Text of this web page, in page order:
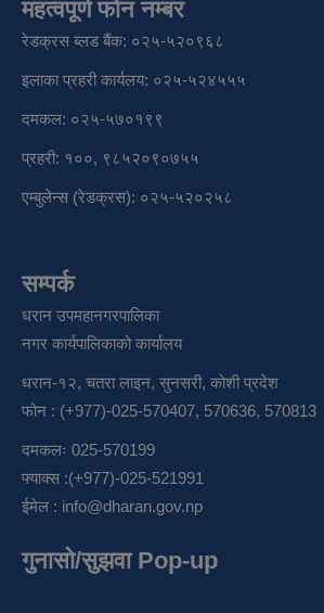
महत्वपूर्ण फोन नम्बर
रेडक्रस ब्लड बैंक: ०२५-५२०९६८
इलाका प्रहरी कार्यलय: ०२५-५२४५५५
दमकल: ०२५-५७०१९९
प्रहरी: १००, ९८५२०९०७५५
एम्बुलेन्स (रेडक्रस): ०२५-५२०२५८
सम्पर्क
धरान उपमहानगरपालिका
नगर कार्यपालिकाको कार्यालय
धरान-१२, चतरा लाइन, सुनसरी, कोशी प्रदेश
फोन : (+977)-025-570407, 570636, 570813
दमकलः 025-570199
फ्याक्स :(+977)-025-521991
ईमेल : info@dharan.gov.np
गुनासो/सुझवा Pop-up